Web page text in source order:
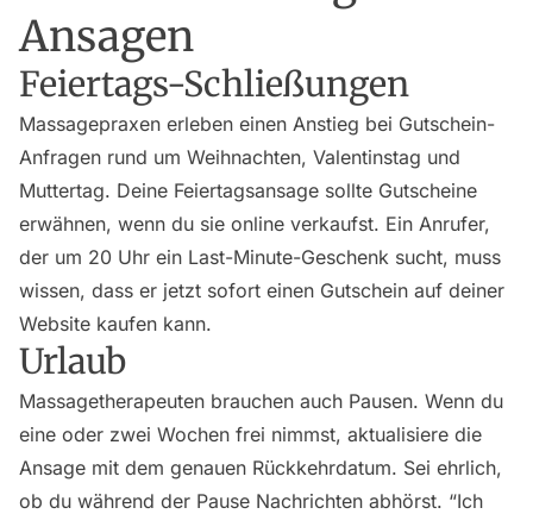
Ansagen
Feiertags-Schließungen
Massagepraxen erleben einen Anstieg bei Gutschein-
Anfragen rund um Weihnachten, Valentinstag und
Muttertag. Deine Feiertagsansage sollte Gutscheine
erwähnen, wenn du sie online verkaufst. Ein Anrufer,
der um 20 Uhr ein Last-Minute-Geschenk sucht, muss
wissen, dass er jetzt sofort einen Gutschein auf deiner
Website kaufen kann.
Urlaub
Massagetherapeuten brauchen auch Pausen. Wenn du
eine oder zwei Wochen frei nimmst, aktualisiere die
Ansage mit dem genauen Rückkehrdatum. Sei ehrlich,
ob du während der Pause Nachrichten abhörst. “Ich